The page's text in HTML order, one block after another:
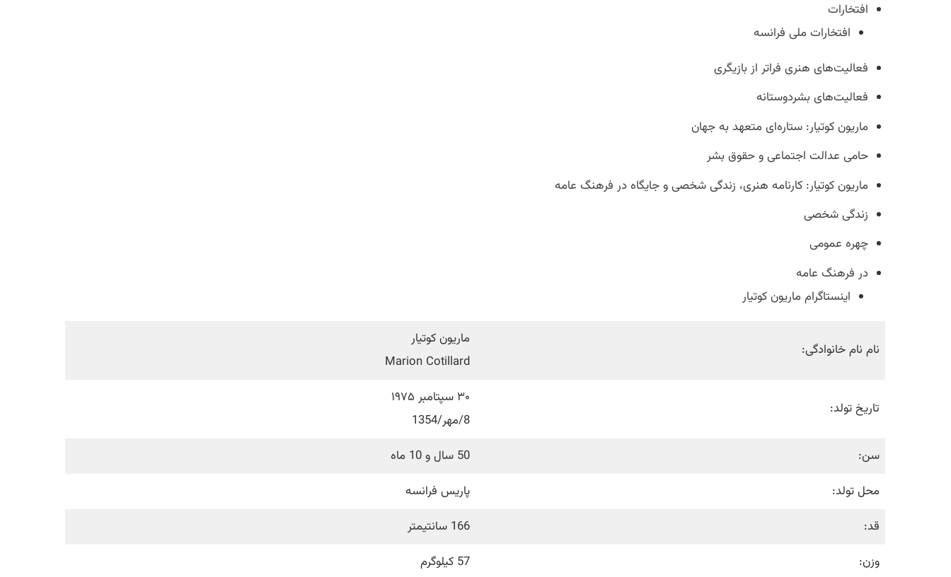
افتخارات
افتخارات ملی فرانسه
فعالیت‌های هنری فراتر از بازیگری
فعالیت‌های بشردوستانه
ماریون کوتیار: ستاره‌ای متعهد به جهان
حامی عدالت اجتماعی و حقوق بشر
ماریون کوتیار: کارنامه هنری، زندگی شخصی و جایگاه در فرهنگ عامه
زندگی شخصی
چهره عمومی
در فرهنگ عامه
اینستاگرام ماریون کوتیار
نام نام خانوادگی:
ماریون کوتیار
Marion Cotillard
تاریخ تولد:
۳۰ سپتامبر ۱۹۷۵
8/مهر/1354
سن:
50 سال و 10 ماه
محل تولد:
پاریس فرانسه
قد:
166 سانتیمتر
وزن:
57 کیلوگرم